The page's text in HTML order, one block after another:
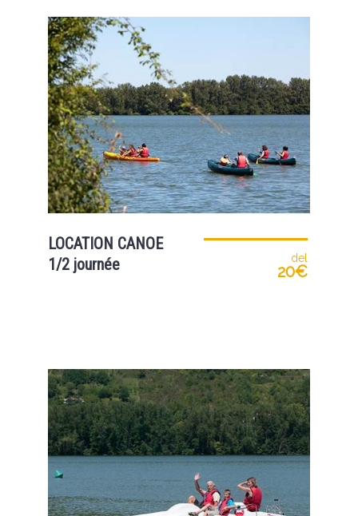
LOCATION CANOE
1/2 journée
del
20€